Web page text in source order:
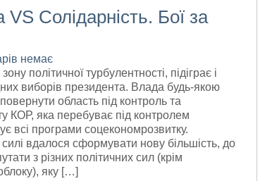
VS Солідарність. Бої за
немає
політичної турбулентності, підіграє і
виборів президента. Влада будь-якою
область під контроль та
КОР, яка перебуває під контролем
всі програми соцекономрозвитку.
вдалося сформувати нову більшість, до
з різних політичних сил (крім
яку […]